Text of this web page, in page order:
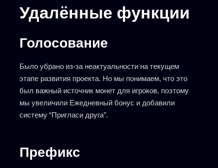
Удалённые функции
Голосование
Было убрано из-за неактуальности на текущем
этапе развития проекта. Но мы понимаем, что это
был важный источник монет для игроков, поэтому
мы увеличили Ежедневный бонус и добавили
систему “Пригласи друга”.
Префикс